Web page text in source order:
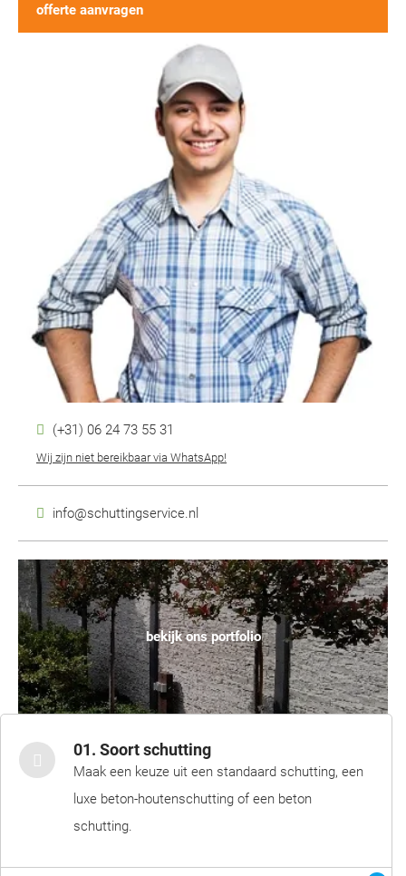
offerte aanvragen
(+31) 06 24 73 55 31
Wij zijn niet bereikbaar via WhatsApp!
info@schuttingservice.nl
bekijk ons portfolio
01. Soort schutting
Maak een keuze uit een standaard schutting, een
luxe beton-houtenschutting of een beton
schutting.